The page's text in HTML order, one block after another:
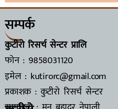
सम्पर्क
कुटीरो रिसर्च सेन्टर प्रालि
फोन : 9858031120
इमेल : kutirorc@gmail.com
प्रकाशक : कुटीरो रिसर्च सेन्टर